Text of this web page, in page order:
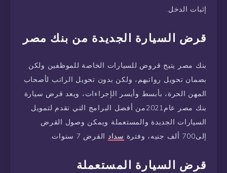
إثبات الدخل.
قرض السيارة الجديدة من بنك مصر
بنك مصر يتيح قروض للسيارات الخاصة للموظفين ولكن
بضمان تحويل رواتبهم، ولكن بدون تحويل الراتب لأصحاب
المهن الحرة، بأبسط وأيسر الإجراءات، ويعد قرض سيارة
بنك مصر عام2021من أفضل البرامج التي تقدم لتمويل
السيارات الجديدة والمستعملة ويمكن وصول القرض
إلى700 ألف جنيه، وفترة
سداد القرض 7 سنوات.
قرض السيارة المستعملة